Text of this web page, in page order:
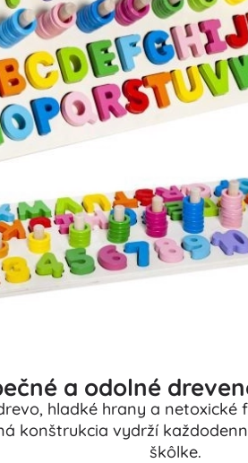
a odolné
hladké hrany a netoxické
konštrukcia vydrží
škôlke.